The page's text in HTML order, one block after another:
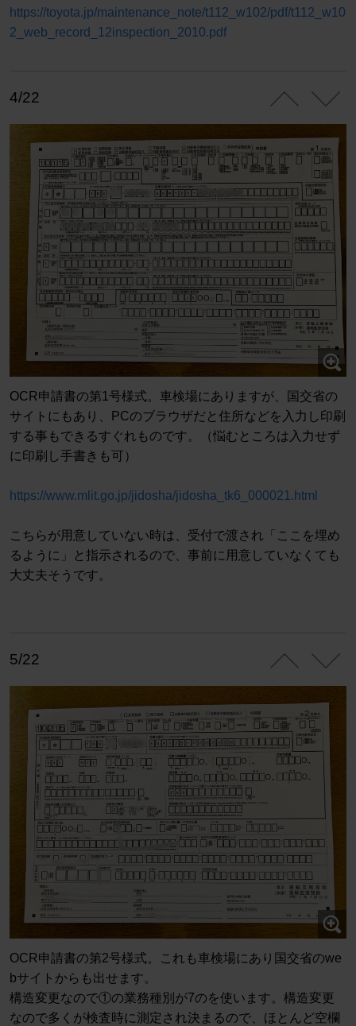
https://toyota.jp/maintenance_note/t112_w102/pdf/t112_w10
2_web_record_12inspection_2010.pdf
4/22
OCR申請書の第1号様式。車検場にありますが、国交省の
サイトにもあり、PCのブラウザだと住所などを入力し印刷
する事もできるすぐれものです。（悩むところは入力せず
に印刷し手書きも可）
https://www.mlit.go.jp/jidosha/jidosha_tk6_000021.html
こちらが用意していない時は、受付で渡され「ここを埋め
るように」と指示されるので、事前に用意していなくても
大丈夫そうです。
5/22
OCR申請書の第2号様式。これも車検場にあり国交省のwe
bサイトからも出せます。
構造変更なので①の業務種別が7のを使います。構造変更
なので多くが検査時に測定され決まるので、ほとんど空欄